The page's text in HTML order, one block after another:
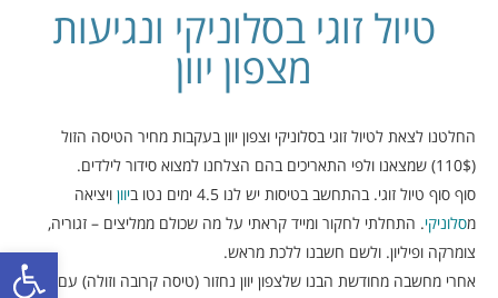
פתח
טיול זוגי בסלוניקי ונגיעות
מצפון יוון
החלטנו לצאת לטיול זוגי בסלוניקי וצפון יוון בעקבות מחיר הטיסה הזול
(110$) שמצאנו ולפי התאריכים בהם הצלחנו למצוא סידור לילדים.
סוף סוף טיול זוגי. בהתחשב בטיסות יש לנו 4.5 ימים נטו ב
יוון ויציאה
מסלוניקי. התחלתי לחקור ומייד קראתי על מה שכולם ממליצים – זגוריה,
צומרקה ופיליון. ולשם חשבנו ללכת מראש.
אחרי מחשבה מחודשת הבנו שלצפון יוון נחזור (טיסה קרובה וזולה) עם